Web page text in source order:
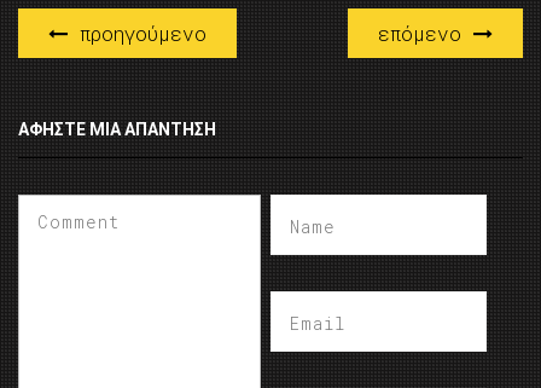
προηγούμενο επόμενο
ΑΦΉΣΤΕ ΜΙΑ ΑΠΆΝΤΗΣΗ